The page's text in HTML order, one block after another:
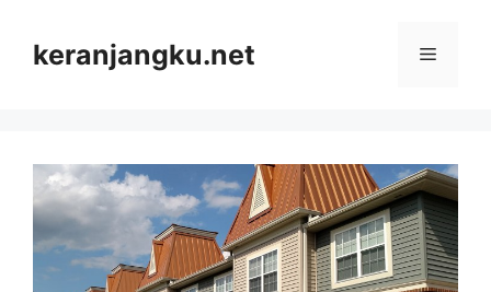
contentkeranjangku.net Menu